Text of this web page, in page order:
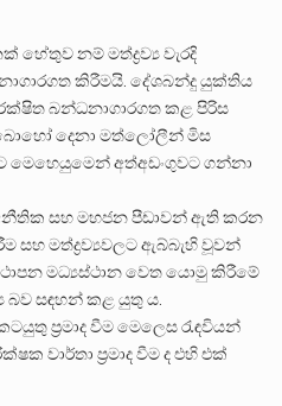
හේතුව නම් මත්ද්‍රව්‍ය වැරදි
කිරීමයි. දේශබන්දු යුක්තිය
බන්ධනාගාරගත කළ පිරිස
දෙනා මත්ලෝලීන් මිස
මෙහෙයුමෙන් අත්අඩංගුවට ගන්නා
සහ මහජන පීඩාවන් ඇති කරන
සහ මත්ද්‍රව්‍යවලට ඇබ්බැහි වූවන්
මධ්‍යස්ථාන වෙත යොමු කිරීමේ
බව සඳහන් කළ යුතු ය.
ප්‍රමාද වීම මෙලෙස රැඳවියන්
වාර්තා ප්‍රමාද වීම ද එහි එක්